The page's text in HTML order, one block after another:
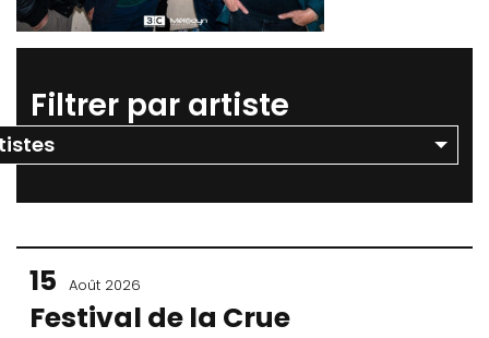
Filtrer par artiste
15 Août 2026
Festival de la Crue